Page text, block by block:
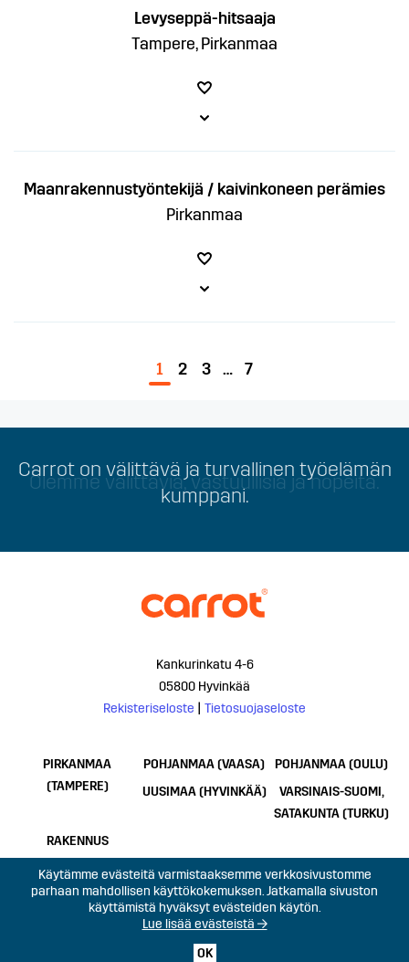
Levyseppä-hitsaaja
Tampere, Pirkanmaa
Maanrakennustyöntekijä / kaivinkoneen perämies
Pirkanmaa
1 2 3 … 7
Carrot on välittävä ja turvallinen työelämän
kumppani.
Olemme välittäviä, vastuullisia ja nopeita.
Kankurinkatu 4-6
05800 Hyvinkää
Rekisteriseloste
Tietosuojaseloste
PIRKANMAA
(TAMPERE)
POHJANMAA (VAASA)
POHJANMAA (OULU)
UUSIMAA (HYVINKÄÄ)
VARSINAIS-SUOMI,
SATAKUNTA (TURKU)
RAKENNUS
Käytämme evästeitä varmistaaksemme verkkosivustomme
parhaan mahdollisen käyttökokemuksen. Jatkamalla sivuston
käyttämistä hyväksyt evästeiden käytön.
Lue lisää evästeistä →
OK